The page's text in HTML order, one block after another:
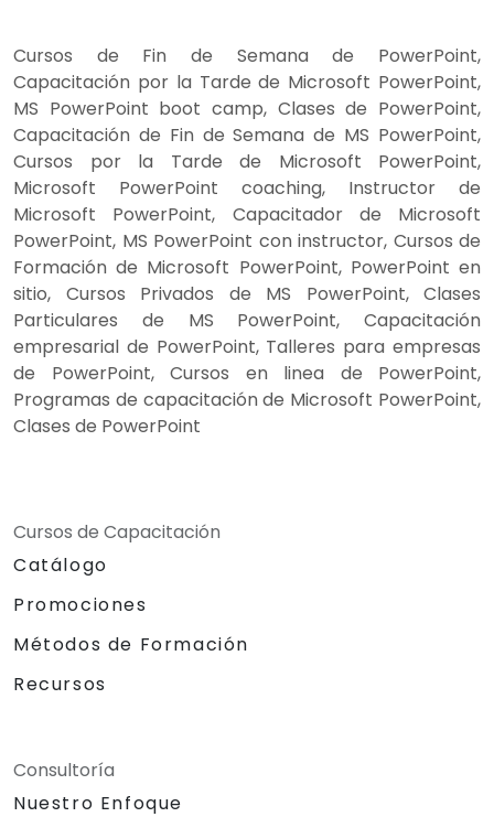
Cursos de Fin de Semana de PowerPoint,
Capacitación por la Tarde de Microsoft PowerPoint,
MS PowerPoint boot camp, Clases de PowerPoint,
Capacitación de Fin de Semana de MS PowerPoint,
Cursos por la Tarde de Microsoft PowerPoint,
Microsoft PowerPoint coaching, Instructor de
Microsoft PowerPoint, Capacitador de Microsoft
PowerPoint, MS PowerPoint con instructor, Cursos de
Formación de Microsoft PowerPoint, PowerPoint en
sitio, Cursos Privados de MS PowerPoint, Clases
Particulares de MS PowerPoint, Capacitación
empresarial de PowerPoint, Talleres para empresas
de PowerPoint, Cursos en linea de PowerPoint,
Programas de capacitación de Microsoft PowerPoint,
Clases de PowerPoint
Cursos de Capacitación
Catálogo
Promociones
Métodos de Formación
Recursos
Consultoría
Nuestro Enfoque